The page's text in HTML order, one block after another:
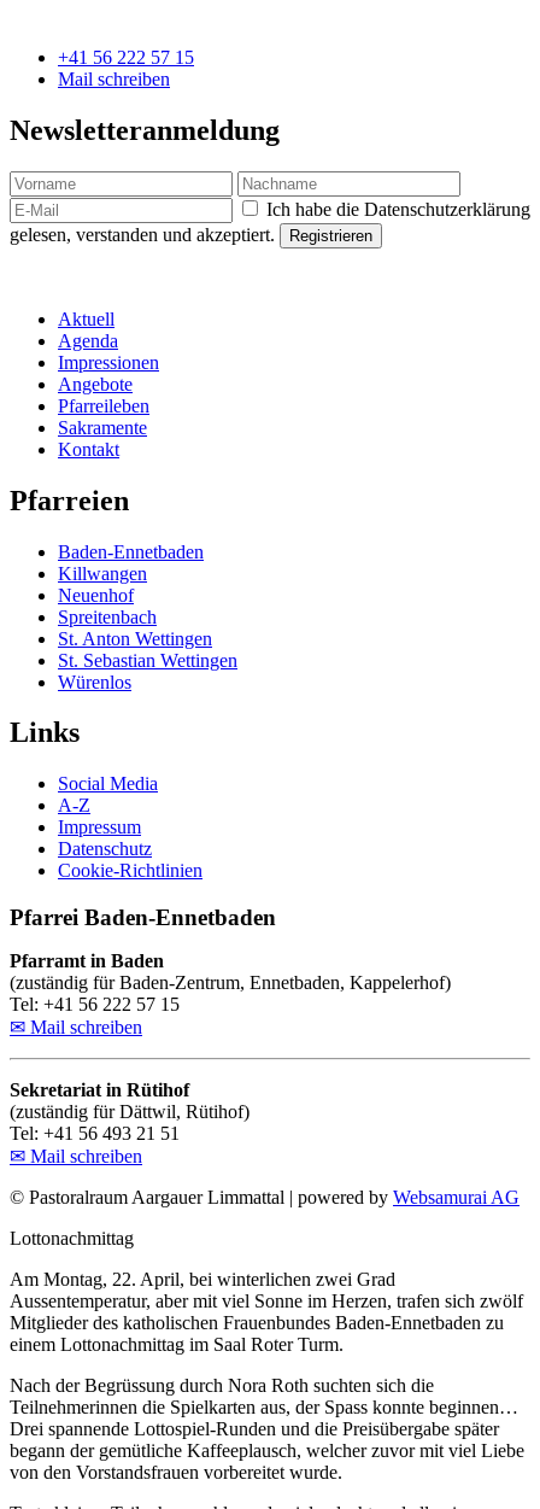
+41 56 222 57 15
Mail schreiben
Newsletteranmeldung
Ich habe die Datenschutzerklärung
gelesen, verstanden und akzeptiert.
Aktuell
Agenda
Impressionen
Angebote
Pfarreileben
Sakramente
Kontakt
Pfarreien
Baden-Ennetbaden
Killwangen
Neuenhof
Spreitenbach
St. Anton Wettingen
St. Sebastian Wettingen
Würenlos
Links
Social Media
A-Z
Impressum
Datenschutz
Cookie-Richtlinien
Pfarrei Baden-Ennetbaden
Pfarramt in Baden
(zuständig für Baden-Zentrum, Ennetbaden, Kappelerhof)
Tel: +41 56 222 57 15
✉ Mail schreiben
Sekretariat in Rütihof
(zuständig für Dättwil, Rütihof)
Tel: +41 56 493 21 51
✉ Mail schreiben
© Pastoralraum Aargauer Limmattal | powered by Websamurai AG
Zurück
oben
Lottonachmittag
Am Montag, 22. April, bei winterlichen zwei Grad
Aussentemperatur, aber mit viel Sonne im Herzen, trafen sich zwölf
Mitglieder des katholischen Frauenbundes Baden-Ennetbaden zu
einem Lottonachmittag im Saal Roter Turm.
Nach der Begrüssung durch Nora Roth suchten sich die
Teilnehmerinnen die Spielkarten aus, der Spass konnte beginnen…
Drei spannende Lottospiel-Runden und die Preisübergabe später
begann der gemütliche Kaffeeplausch, welcher zuvor mit viel Liebe
von den Vorstandsfrauen vorbereitet wurde.